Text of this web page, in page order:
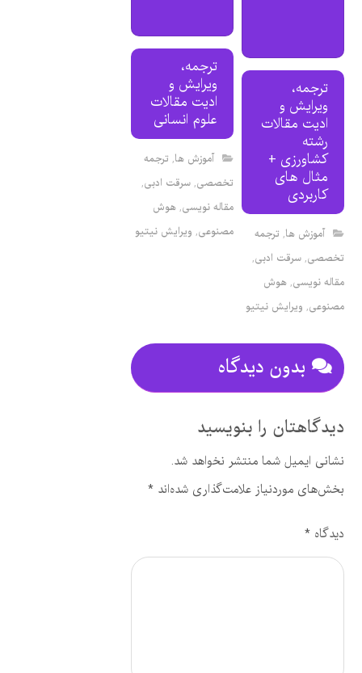
ترجمه،
ویرایش و
ادیت مقالات
رشته
کشاورزی +
مثال های
کاربردی
آموزش ها, ترجمه
تخصصی,سرقت ادبی,
مقاله نویسی,هوش
مصنوعی, ویرایش نیتیو
ترجمه،
ویرایش و
ادیت مقالات
علوم انسانی
آموزش ها, ترجمه
تخصصی,سرقت ادبی,
مقاله نویسی,هوش
مصنوعی, ویرایش نیتیو
بدون دیدگاه
دیدگاهتان را بنویسید
نشانی ایمیل شما منتشر نخواهد شد.
بخش‌های موردنیاز علامت‌گذاری شده‌اند*
دیدگاه*